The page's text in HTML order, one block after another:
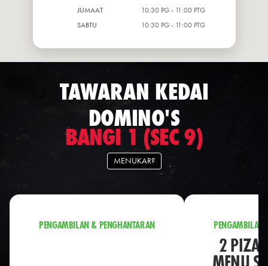
JUMAAT
10:30 PG - 11:00 PTG
SABTU
10:30 PG - 11:00 PTG
TAWARAN KEDAI
DOMINO'S
BANGI 1 (SEC 9)
MENUKAR?
PENGAMBILAN & PENGHANTARAN PENGAMBILAN
2 PIZA